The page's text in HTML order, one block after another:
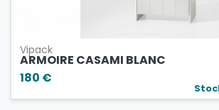
Vipack
ARMOIRE CASAMI BLANC
180 €